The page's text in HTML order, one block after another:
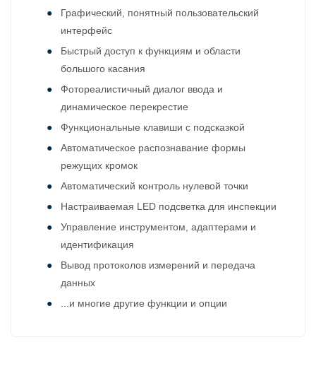
Графический, понятный пользовательский
интерфейс
Быстрый доступ к функциям и области
большого касания
Фотореалистичный диалог ввода и
динамическое перекрестие
Функциональные клавиши с подсказкой
Автоматическое распознавание формы
режущих кромок
Автоматический контроль нулевой точки
Настраиваемая LED подсветка для инспекции
Управление инструментом, адаптерами и
идентификация
Вывод протоколов измерений и передача
данных
...и многие другие функции и опции